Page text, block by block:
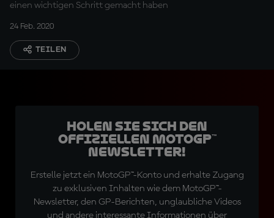
einen wichtigen Schritt gemacht haben
24 Feb. 2020
TEILEN
Holen Sie sich den
offiziellen MotoGP™
Newsletter!
Erstelle jetzt ein MotoGP™-Konto und erhalte Zugang
zu exklusiven Inhalten wie dem MotoGP™-
Newsletter, den GP-Berichten, unglaubliche Videos
und andere interessante Informationen über